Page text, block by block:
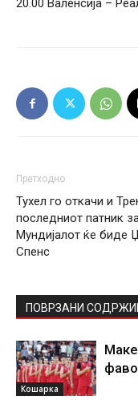
20.00 Валенсија –
Претходно
Тухел го откачи и
последниот патник
Мундијалот ќе биде
Спенс
ПОВРЗАНИ
Кошарка